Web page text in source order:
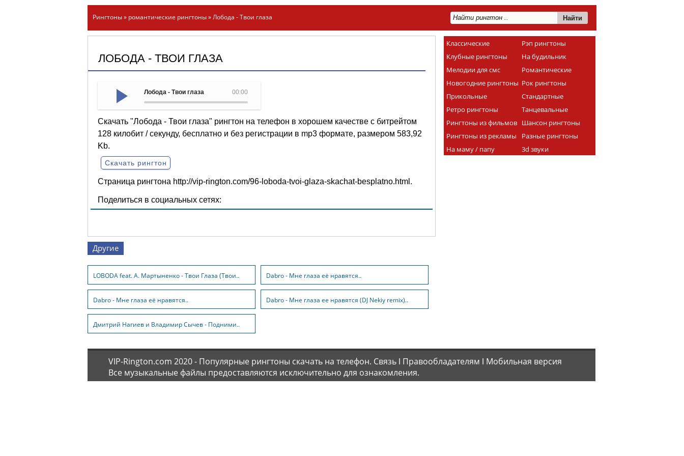
Рингтоны» романтические рингтоны» Лобода - Твои глаза
ЛОБОДА - ТВОИ ГЛАЗА
00:00
Лобода - Твои глаза
Скачать "Лобода - Твои глаза" рингтон на телефон в хорошем качестве с битрейтом
128 килобит / секунду, бесплатно и без регистрации в mp3 формате, размером 583,92
Kb.
Скачать рингтон
Страница рингтона http://vip-rington.com/96-loboda-tvoi-glaza-skachat-besplatno.html .
Поделиться в социальных сетях:
Другие
LOBODA feat. А. Мартыненко - Твои Глаза (Твои.. Dabro - Мне глаза её нравятся..
Dabro - Мне глаза её нравятся.. Dabro - Мне глаза ее нравятся (DJ Nekiy remix)..
Дмитрий Нагиев и Владимир Сычев - Подними..
Классические
Клубные рингтоны
Мелодии для смс
Новогодние рингтоны
Прикольные
Ретро рингтоны
Рингтоны из фильмов
Рингтоны из рекламы
На маму / папу
Рэп рингтоны
На будильник
Романтические
Рок рингтоны
Стандартные
Танцевальные
Шансон рингтоны
Разные рингтоны
3d звуки
VIP-Rington.com 2020 - Популярные рингтоны скачать на телефон. Связь ǀ Правообладателям ǀ Мобильная версия
Все музыкальные файлы предоставляются исключительно для ознакомления.